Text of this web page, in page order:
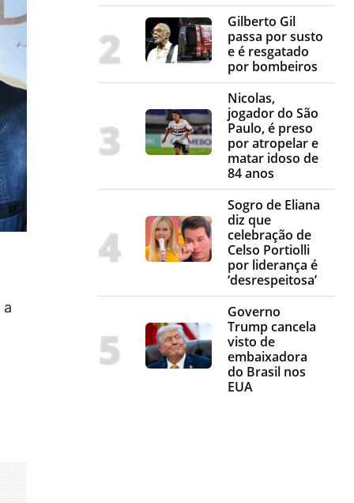
Gilberto Gil
passa por susto
e é resgatado
por bombeiros
Nicolas,
jogador do São
Paulo, é preso
por atropelar e
matar idoso de
84 anos
Sogro de Eliana
diz que
celebração de
Celso Portiolli
por liderança é
‘desrespeitosa’
Governo
Trump cancela
visto de
embaixadora
do Brasil nos
EUA